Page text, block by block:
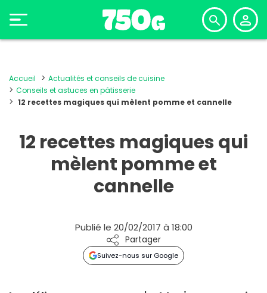
Accueil
Actualités et conseils de cuisine
Conseils et astuces en pâtisserie
12 recettes magiques qui mèlent pomme et cannelle
12 recettes magiques qui
mèlent pomme et
cannelle
Publié le 20/02/2017 à 18:00
Partager
Suivez-nous sur Google